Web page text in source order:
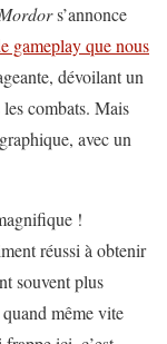
s’annonce
gameplay que nous
dévoilant un
les combats. Mais
avec un
!
réussi à obtenir
souvent plus
même vite